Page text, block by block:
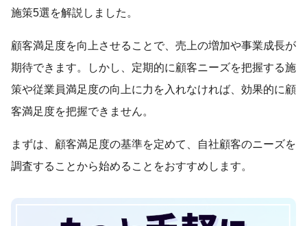
施策5選を解説しました。
顧客満足度を向上させることで、売上の増加や事業成長が
期待できます。しかし、定期的に顧客ニーズを把握する施
策や従業員満足度の向上に力を入れなければ、効果的に顧
客満足度を把握できません。
まずは、顧客満足度の基準を定めて、自社顧客のニーズを
調査することから始めることをおすすめします。